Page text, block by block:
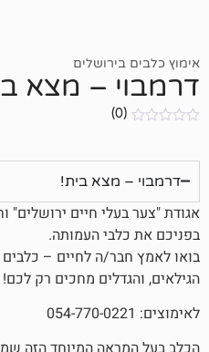
– מצא בית!
בית!
חיים ירושלים" וחנות "בול דוג"
העמותה.
לחיים – כלבים וחתולים
מחכים רק לכם!